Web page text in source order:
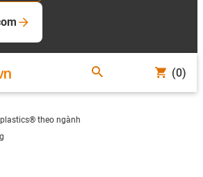
(0)
theo ngành